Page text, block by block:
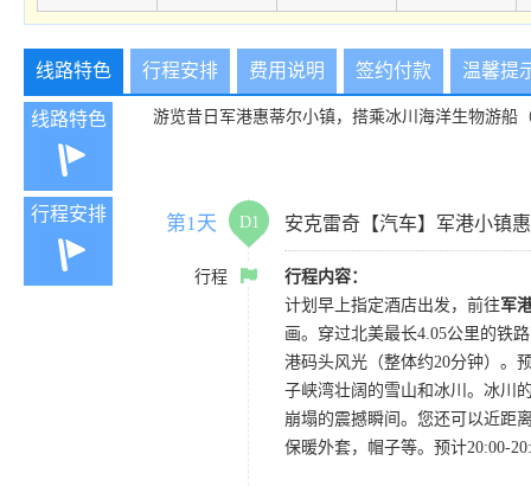
线路特色 行程安排 费用说明 签约付款 温馨提
线路特色 游览昔日军港惠蒂尔小镇，搭乘冰川海洋生物游船
行程安排 第1天 D1 安克雷奇【汽车】军港小镇
行程
行程内容：
计划早上指定酒店出发，前往军
画。穿过北美最长4.05公里的铁
港码头风光（整体约20分钟）。
子峡湾壮阔的雪山和冰川。冰川
崩塌的震撼瞬间。您还可以近距
保暖外套，帽子等。预计20:00-